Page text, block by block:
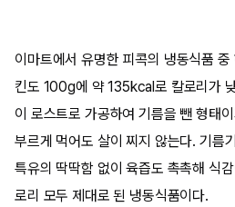
이마트에서 유명한 피콕의 냉동식품
킨도 100g에 약 135kcal로 칼로리가
이 로스트로 가공하여 기름을 뺀 형태
부르게 먹어도 살이 찌지 않는다. 기름
특유의 딱딱함 없이 육즙도 촉촉해 식
로리 모두 제대로 된 냉동식품이다.